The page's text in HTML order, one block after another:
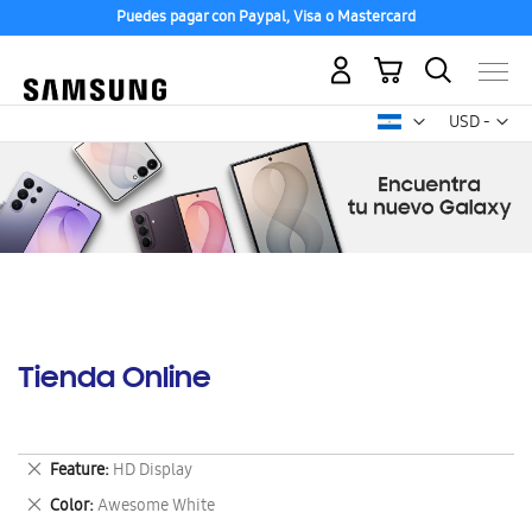
Puedes pagar con Paypal, Visa o Mastercard
USD -
dólar
Mi carrito
Tienda Online
Feature HD Display
Eliminar
este
artículo
Color Awesome White
Eliminar